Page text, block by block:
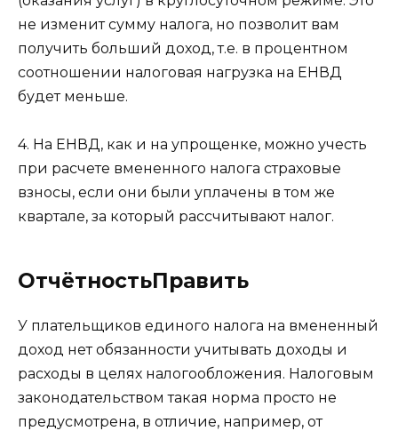
не изменит сумму налога, но позволит вам
получить больший доход, т.е. в процентном
соотношении налоговая нагрузка на ЕНВД
будет меньше.
4. На ЕНВД, как и на упрощенке, можно учесть
при расчете вмененного налога страховые
взносы, если они были уплачены в том же
квартале, за который рассчитывают налог.
ОтчётностьПравить
У плательщиков единого налога на вмененный
доход нет обязанности учитывать доходы и
расходы в целях налогообложения. Налоговым
законодательством такая норма просто не
предусмотрена, в отличие, например, от